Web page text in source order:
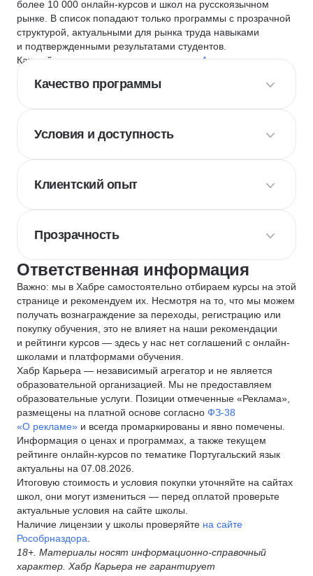
более 10 000 онлайн-курсов и школ на русскоязычном
рынке. В список попадают только программы с прозрачной
структурой, актуальными для рынка труда навыками
и подтвержденными результатами студентов.
Каждый курс и школу мы оцениваем по
4 критериям
Качество программы
Условия и доступность
Клиентский опыт
Прозрачность
Ответственная информация
Важно: мы в Хабре самостоятельно отбираем курсы на этой
странице и рекомендуем их. Несмотря на то, что мы можем
получать вознаграждение за переходы, регистрацию или
покупку обучения, это не влияет на наши рекомендации
и рейтинги курсов — здесь у нас нет соглашений с онлайн-
школами и платформами обучения.
Хабр Карьера — независимый агрегатор и не является
образовательной организацией. Мы не предоставляем
образовательные услуги. Позиции отмеченные «Реклама»,
размещены на платной основе согласно ФЗ-38
«О рекламе» и всегда промаркированы и явно помечены.
Информация о ценах и программах, а также текущем
рейтинге онлайн-курсов по тематике Португальский язык
актуальны на 07.08.2026.
Итоговую стоимость и условия покупки уточняйте на сайтах
школ, они могут измениться — перед оплатой проверьте
актуальные условия на сайте школы.
Наличие лицензии у школы проверяйте на сайте
Рособрназдора
18+. Материалы носят информационно-справочный
характер. Хабр Карьера не гарантирует